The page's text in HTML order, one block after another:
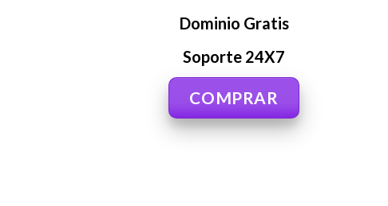
Dominio Gratis
Soporte 24X7
COMPRAR